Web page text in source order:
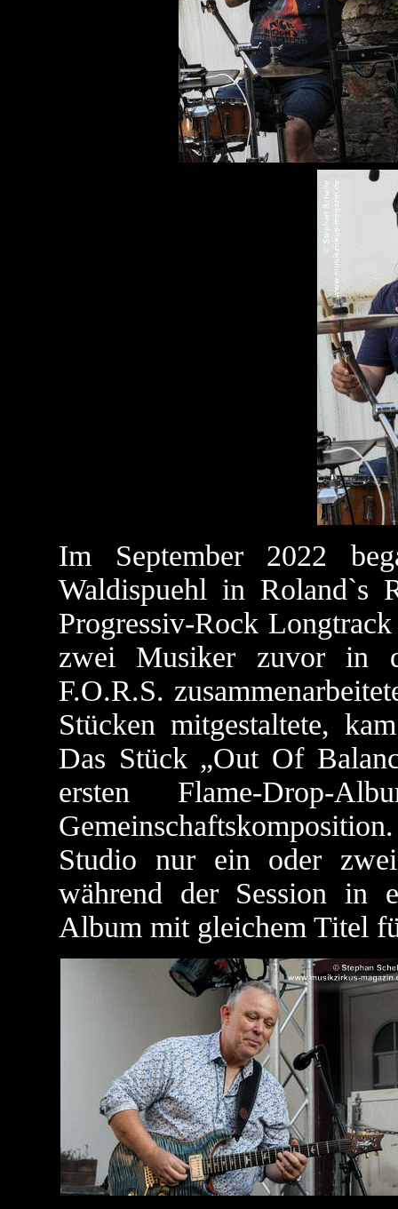
Im September 2022
Waldispuehl in Roland`s
Progressiv-Rock
zwei Musiker zuvor in
F.O.R.S.
Stücken mitgestaltete,
Das Stück „Out Of
ersten Flame-Drop-
Studio nur ein oder
während der Session in
Album mit gleichem Titel